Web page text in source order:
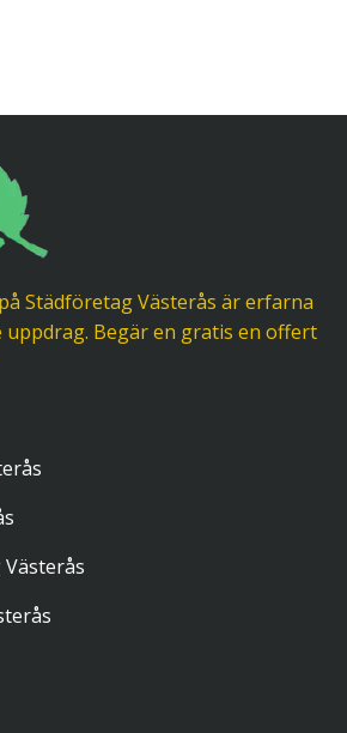
Städföretag Västerås är erfarna
uppdrag. Begär en gratis en offert